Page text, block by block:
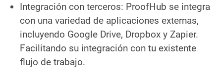
Integración con terceros: ProofHub se integra
con una variedad de aplicaciones externas,
incluyendo Google Drive, Dropbox y Zapier.
Facilitando su integración con tu existente
flujo de trabajo.